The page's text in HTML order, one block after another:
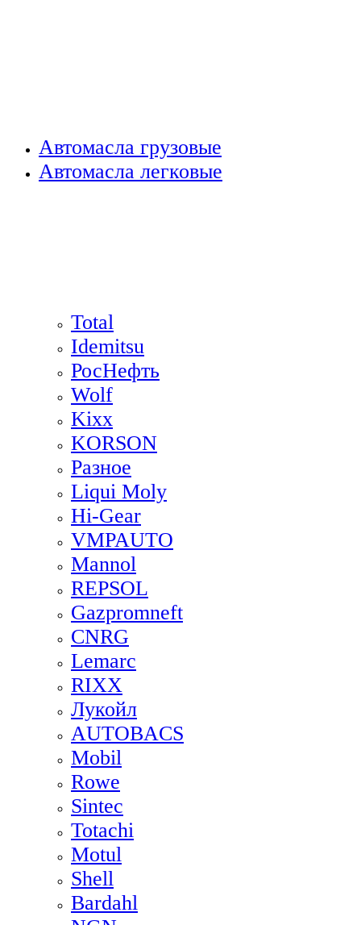
Автомасла грузовые
Автомасла легковые
Total
Idemitsu
РосНефть
Wolf
Kixx
KORSON
Разное
Liqui Moly
Hi-Gear
VMPAUTO
Mannol
REPSOL
Gazpromneft
CNRG
Lemarc
RIXX
Лукойл
AUTOBACS
Mobil
Rowe
Sintec
Totachi
Motul
Shell
Bardahl